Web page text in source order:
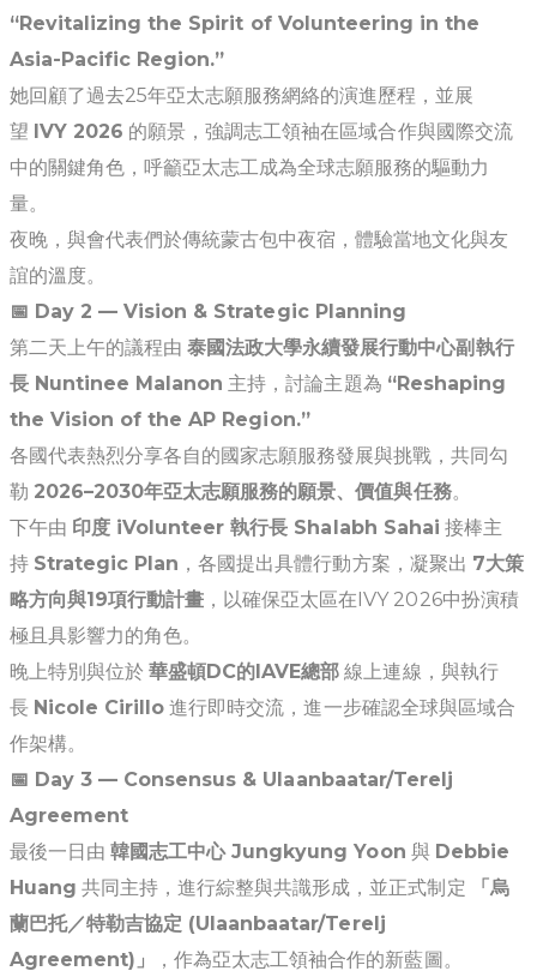
“Revitalizing the Spirit of Volunteering in the
Asia-Pacific Region.”
她回顧了過去25年亞太志願服務網絡的演進歷程，並展
望 IVY 2026 的願景，強調志工領袖在區域合作與國際交流
中的關鍵角色，呼籲亞太志工成為全球志願服務的驅動力
量。
夜晚，與會代表們於傳統蒙古包中夜宿，體驗當地文化與友
誼的溫度。
📅 Day 2 — Vision & Strategic Planning
第二天上午的議程由泰國法政大學永續發展行動中心副執行
長 Nuntinee Malanon 主持，討論主題為 “Reshaping
the Vision of the AP Region.”
各國代表熱烈分享各自的國家志願服務發展與挑戰，共同勾
勒 2026–2030年亞太志願服務的願景、價值與任務。
下午由 印度 iVolunteer 執行長 Shalabh Sahai 接棒主
持 Strategic Plan ，各國提出具體行動方案，凝聚出 7大策
略方向與19項行動計畫 ，以確保亞太區在IVY 2026中扮演積
極且具影響力的角色。
晚上特別與位於華盛頓DC的IAVE總部 線上連線，與執行
長 Nicole Cirillo 進行即時交流，進一步確認全球與區域合
作架構。
📅 Day 3 — Consensus & Ulaanbaatar/Terelj
Agreement
最後一日由韓國志工中心 Jungkyung Yoon 與 Debbie
Huang 共同主持，進行綜整與共識形成，並正式制定
「烏
蘭巴托／特勒吉協定 (Ulaanbaatar/Terelj
Agreement)」
，作為亞太志工領袖合作的新藍圖。